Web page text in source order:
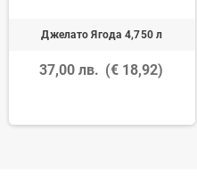
Джелато Ягода 4,750 л
37,00 лв. (€ 18,92)